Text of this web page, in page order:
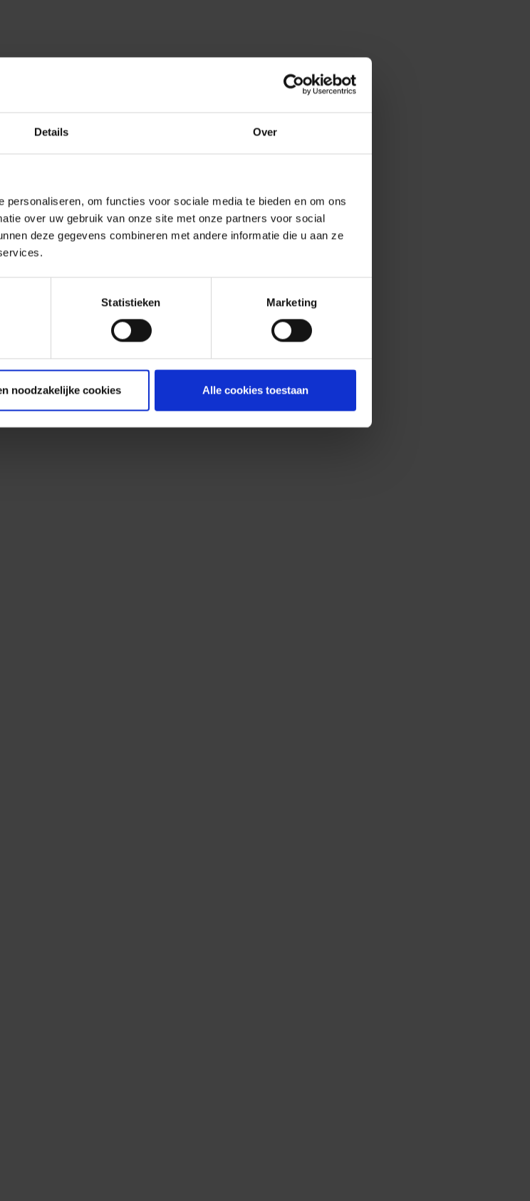
Details Over
om functies voor sociale media te bieden en om ons
over uw gebruik van onze site met onze partners voor social
deze gegevens combineren met andere informatie die u aan ze
Statistieken Marketing
noodzakelijke cookies Alle cookies toestaan